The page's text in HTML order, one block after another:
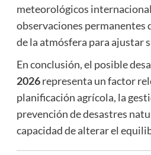
meteorológicos
observaciones permanentes
de la atmósfera para ajustar
En conclusión, el posible
2026representa un factor
planificación agrícola, la
prevención de desastres
capacidad de alterar el